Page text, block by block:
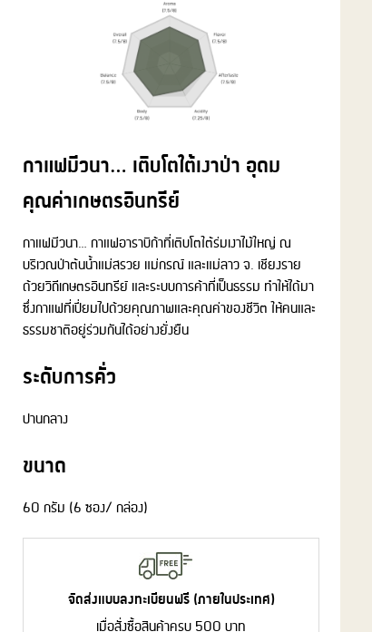
กาแฟมีวนา… เติบโตใต้เงาป่า อุดม
คุณค่าเกษตรอินทรีย์
กาแฟมีวนา… กาแฟอาราบิก้าที่เติบโตใต้ร่มเงาไม้ใหญ่ ณ
บริเวณป่าต้นน้ำแม่สรวย แม่กรณ์ และแม่ลาว จ. เชียงราย
ด้วยวิถีเกษตรอินทรีย์ และระบบการค้าที่เป็นธรรม ทำให้ได้มา
ซึ่งกาแฟที่เปี่ยมไปด้วยคุณภาพและคุณค่าของชีวิต ให้คนและ
ธรรมชาติอยู่ร่วมกันได้อย่างยั่งยืน
ระดับการคั่ว
ปานกลาง
ขนาด
60 กรัม (6 ซอง/ กล่อง)
จัดส่งแบบลงทะเบียนฟรี (ภายในประเทศ)